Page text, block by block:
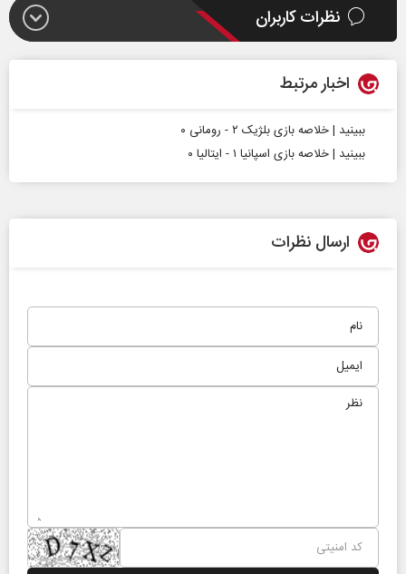
نظرات کاربران
اخبار مرتبط
ببینید | خلاصه بازی بلژیک ۲ - رومانی ۰
ببینید | خلاصه بازی اسپانیا ۱ - ایتالیا ۰
ارسال نظرات